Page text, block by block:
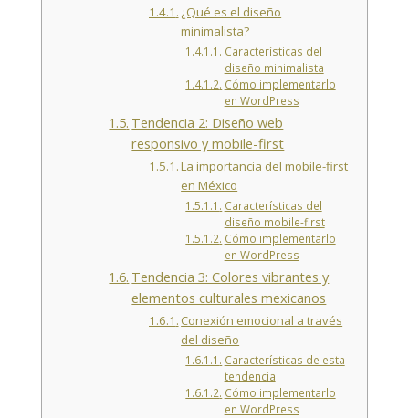
¿Qué es el diseño
minimalista?
Características del
diseño minimalista
Cómo implementarlo
en WordPress
Tendencia 2: Diseño web
responsivo y mobile-first
La importancia del mobile-first
en México
Características del
diseño mobile-first
Cómo implementarlo
en WordPress
Tendencia 3: Colores vibrantes y
elementos culturales mexicanos
Conexión emocional a través
del diseño
Características de esta
tendencia
Cómo implementarlo
en WordPress